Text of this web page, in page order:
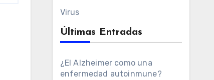
Virus
Últimas Entradas
¿El Alzheimer como una
enfermedad autoinmune?